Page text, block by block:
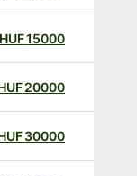
15000
HUF
20000
HUF
30000
HUF